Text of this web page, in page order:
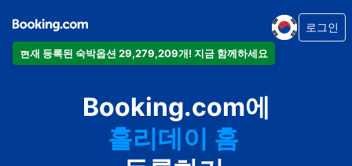
현재 등록된 숙박옵션 29,279,209개! 지금 함께하세요
로그인
Booking.com에
아파트
호텔
홀리데이 홈